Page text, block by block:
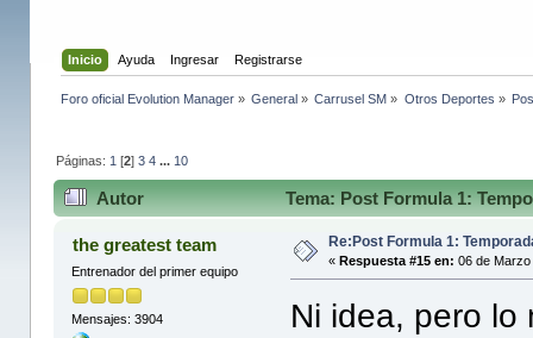
Inicio Ayuda Ingresar Registrarse
Foro oficial Evolution Manager» General » Carrusel SM » Otros Deportes »
Páginas: 1 [2] 3 4 ... 10
Autor Tema: Post Formula 1:
the greatest team
Entrenador del primer equipo
Mensajes: 3904
Re:Post Formula 1:
«Respuesta #15 en: 06 de
Ni idea, pero lo